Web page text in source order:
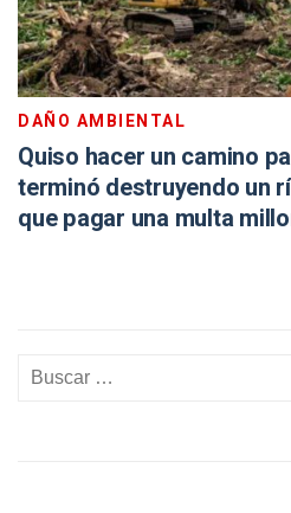
DAÑO AMBIENTAL
Quiso hacer un camino
terminó destruyendo un
que pagar una multa